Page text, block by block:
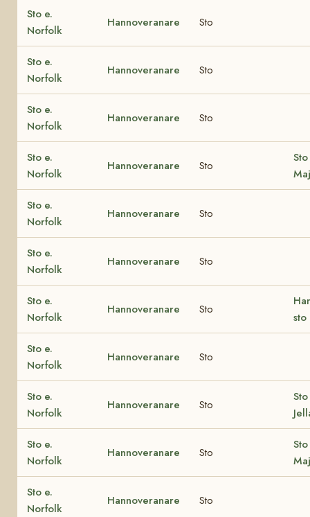
Sto e.
Norfolk
Hannoveranare Sto
Sto e.
Norfolk
Hannoveranare Sto
Sto e.
Norfolk
Hannoveranare Sto
Sto e.
Norfolk
Hannoveranare Sto
Sto e.
Norfolk
Hannoveranare Sto
Sto e.
Norfolk
Hannoveranare Sto
Sto e.
Norfolk
Hannoveranare Sto
sto
Sto e.
Norfolk
Hannoveranare Sto
Sto e.
Norfolk
Hannoveranare Sto
Sto e.
Norfolk
Hannoveranare Sto
Sto e.
Norfolk
Hannoveranare Sto